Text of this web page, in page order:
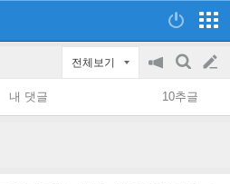
전체보기
공
지
on/off
검
색
글
쓰
내 댓글 10추글